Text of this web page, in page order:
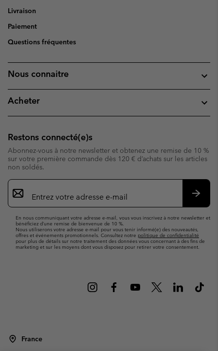
Livraison
Paiement
Questions fréquentes
Nous connaitre
Acheter
Restons connecté(e)s
Abonnez-vous à notre newsletter et obtenez une remise de 10 %
sur votre première commande dès 120 € d’achats sur les articles
non soldés.
Inscription
par
e-
En nous communiquant votre adresse e-mail, vous vous inscrivez à notre newsletter et
bénéficiez d’une remise de bienvenue de 10 %.
Nous utiliserons votre adresse e-mail pour vous tenir informé(e) des nouveautés,
offres et événements promotionnels. Consultez notre politique de confidentialité
pour plus de détails sur notre traitement des données vous concernant à des fins de
marketing et sur les moyens dont vous disposez pour retirer votre consentement.
France